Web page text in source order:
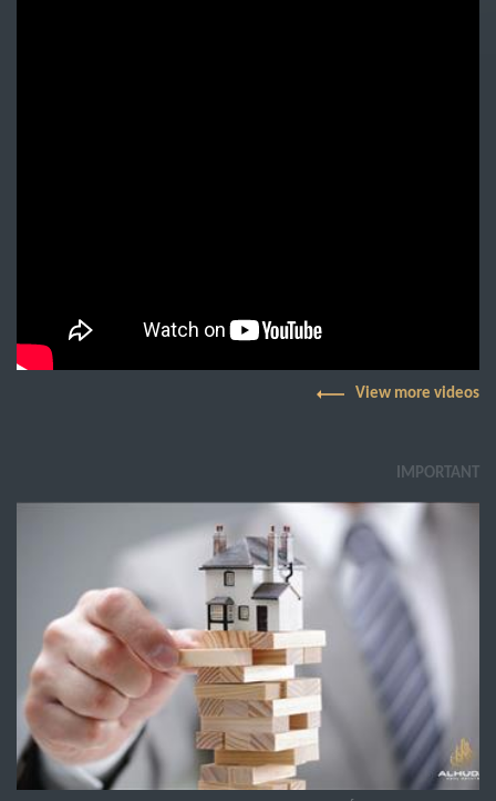
View more videos
IMPORTANT